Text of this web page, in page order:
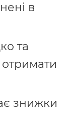
в
та
знижки